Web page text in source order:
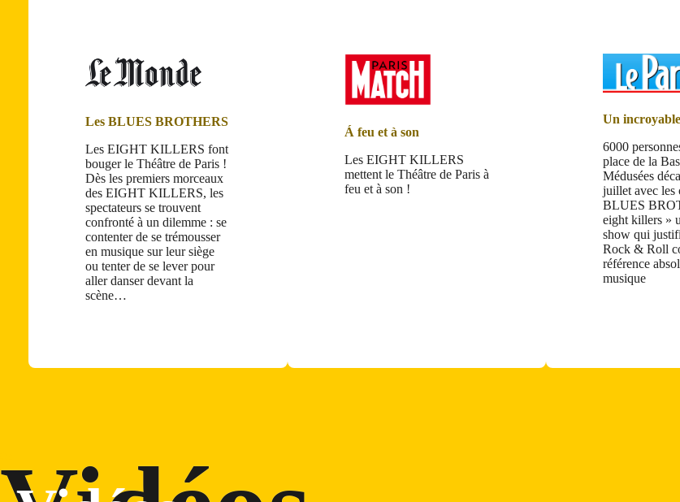
Les BLUES BROTHERS
Les EIGHT KILLERS font
bouger le Théâtre de Paris !
Dès les premiers morceaux
des EIGHT KILLERS, les
spectateurs se trouvent
confronté à un dilemme : se
contenter de se trémousser
en musique sur leur siège
ou tenter de se lever pour
aller danser devant la
scène…
Á feu et à son
Les EIGHT KILLERS
mettent le Théâtre de Paris à
feu et à son !
Un
6000
place de la
Médusées
juillet avec les
BLUES
eight killers »
show qui
Rock & Roll
référence
musique